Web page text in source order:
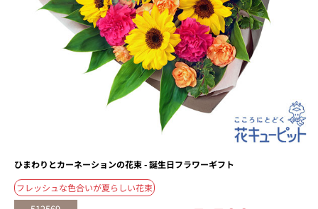
ひまわりとカーネーションの花束 - 誕生日フラワーギフト
フレッシュな色合いが夏らしい花束